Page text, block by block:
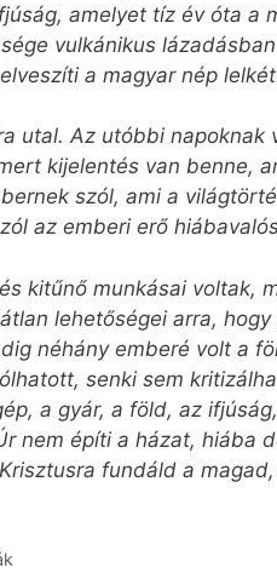
amelyet tíz év óta a
vulkánikus
a magyar nép
utal. Az utóbbi
kijelentés van benne,
szól, ami a
az emberi erő
kitűnő munkásai voltak,
lehetőségei arra,
néhány emberé volt a
senki sem
a gyár, a föld, az
nem építi a házat, hiába
fundáld a